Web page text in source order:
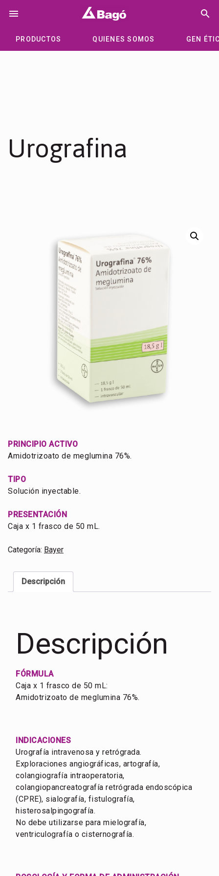
menu search
PRODUCTOS QUIENES SOMOS GEN
Urografina
PRINCIPIO ACTIVO
Amidotrizoato de meglumina 76%.
TIPO
Solución inyectable.
PRESENTACIÓN
Caja x 1 frasco de 50 mL.
Categoría: Bayer
Descripción
Descripción
FÓRMULA
Caja x 1 frasco de 50 mL:
Amidotrizoato de meglumina 76%.
INDICACIONES
Urografía intravenosa y retrógrada.
Exploraciones angiográficas, artografía,
colangiografía intraoperatoria,
colangiopancreatografía retrógrada endoscópica
(CPRE), sialografía, fistulografía,
histerosalpingografía.
No debe utilizarse para mielografía,
ventriculografía o cisternografía.